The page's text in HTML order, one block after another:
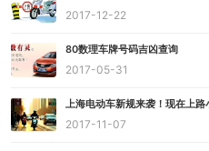
2017-12-22
80数理车牌号码吉凶查询
2017-05-31
上海电动车新规来袭！现在上路
2017-11-07